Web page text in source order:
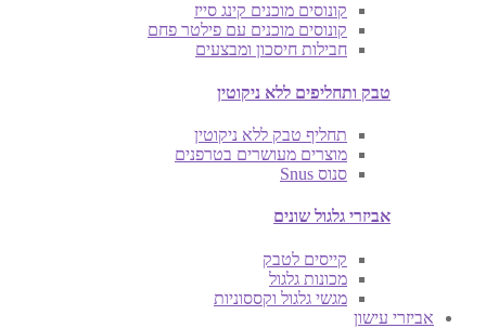
קונוסים מוכנים קינג סייז
קונוסים מוכנים עם פילטר פחם
חבילות חיסכון ומבצעים
טבק ותחליפים ללא ניקוטין
תחליף טבק ללא ניקוטין
מוצרים מעושרים בטרפנים
סנוס Snus
אביזרי גלגול שונים
קייסים לטבק
מכונות גלגול
מגשי גלגול וקססוניות
אביזרי עישון